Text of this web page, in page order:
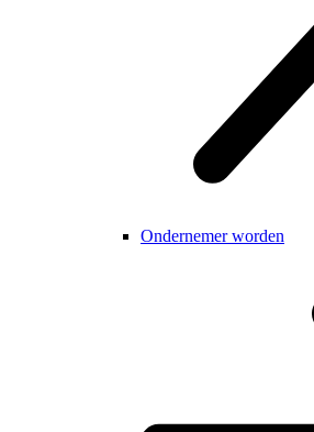
Ondernemer worden